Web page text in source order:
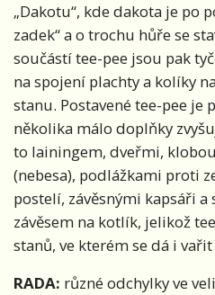
„Dakotu“, kde dakota je po
zadek“ a o trochu hůře se
součástí tee-pee jsou pak
na spojení plachty a kolíky
stanu. Postavené tee-pee je
několika málo doplňky
to lainingem, dveřmi,
(nebesa), podlážkami proti
postelí, závěsnými kapsáři
závěsem na kotlík, jelikož
stanů, ve kterém se dá i
RADA: různé odchylky ve